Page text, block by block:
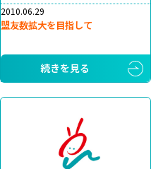
2010.06.29
盟友数拡大を目指して
続きを見る